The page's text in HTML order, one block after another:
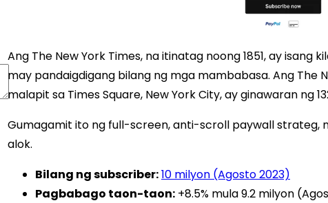
Ang The New York Times, na itinatag noong 1851, ay
may pandaigdigang bilang ng mga mambabasa. Ang The
malapit sa Times Square, New York City, ay ginawaran ng
Gumagamit ito ng full-screen, anti-scroll paywall strateg,
alok.
Bilang ng subscriber:10 milyon (Agosto 2023)
Pagbabago taon-taon: +8.5% mula 9.2 milyon